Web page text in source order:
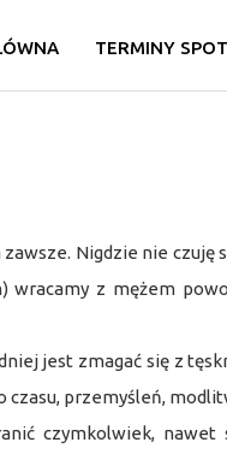
TERMINY
Nigdzie nie czuję
wracamy z mężem
jest zmagać się z
czasu, przemyśleń,
czymkolwiek, nawet